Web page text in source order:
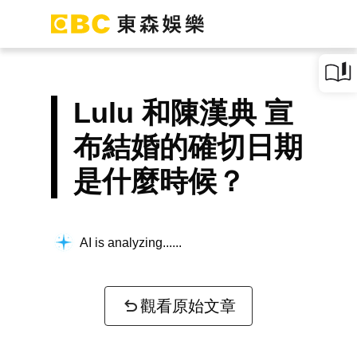
Lulu 和陳漢典 宣
布結婚的確切日期
是什麼時候？
AI is analyzing...
觀看原始文章